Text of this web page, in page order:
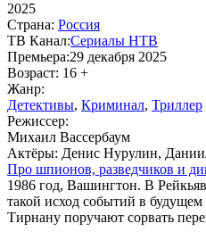
2025
Стра­на: Рос­сия
ТВ Ка­нал:Се­риа­лы НТВ
Пре­мье­ра:29 декабря 2025
Воз­раст: 16 +
Жанр:
Де­тек­ти­вы, Кри­ми­нал, Трил­лер
Ре­жис­сер:
Михаил Вассербаум
Ак­тё­ры: Денис Нурулин,
Про шпио­нов, раз­вед­чи­ков и
1986 год, Вашингтон. В
такой исход событий в
Тирнану поручают сорвать